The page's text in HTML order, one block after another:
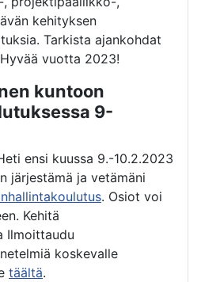
kehityksen
Tarkista ajankohdat
vuotta 2023!
kuntoon
9-
ensi kuussa 9.-10.2.2023
järjestämä ja vetämäni
. Osiot voi
Kehitä
Ilmoittaudu
koskevalle
täältä.